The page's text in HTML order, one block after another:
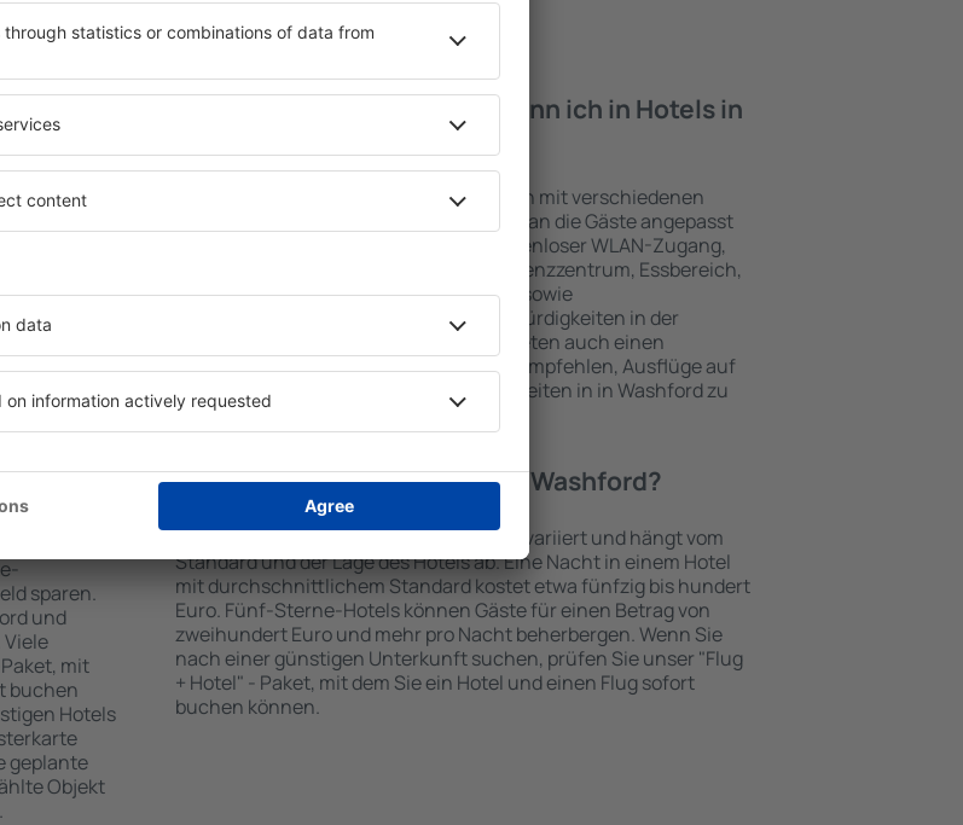
finden?
ist die
Eine
das
in die
In- und
aus.
ganz
der Sterne,
Welche Annehmlichkeiten kann ich in Hotels in
Hotels in in Washford sind Einrichtungen mit verschiedenen
Standards sowie Annehmlichkeiten, die an die Gäste angepasst
sind . Zu den beliebtesten gehören kostenloser WLAN-Zugang,
SPA-Zone, Bar / Safe im Zimmer, Konferenzzentrum, Essbereich,
Kinderspielecke, kostenlose Parkplätze sowie
Informationsbroschüren über Sehenswürdigkeiten in der
Umgebung. Einige der Einrichtungen bieten auch einen
Transport vom/zum Flughafen an oder empfehlen, Ausflüge auf
den Spuren der größten Sehenswürdigkeiten in in Washford zu
unternehmen.
sparen.
und
mit
buchen
Hotels
geplante
Objekt
Wie viel kostet ein Hotel in in Washford?
Der Preis pro Unterkunft in in Washford variiert und hängt vom
Standard und der Lage des Hotels ab. Eine Nacht in einem Hotel
mit durchschnittlichem Standard kostet etwa fünfzig bis hundert
Euro. Fünf-Sterne-Hotels können Gäste für einen Betrag von
zweihundert Euro und mehr pro Nacht beherbergen. Wenn Sie
nach einer günstigen Unterkunft suchen, prüfen Sie unser "Flug
+ Hotel" - Paket, mit dem Sie ein Hotel und einen Flug sofort
buchen können.